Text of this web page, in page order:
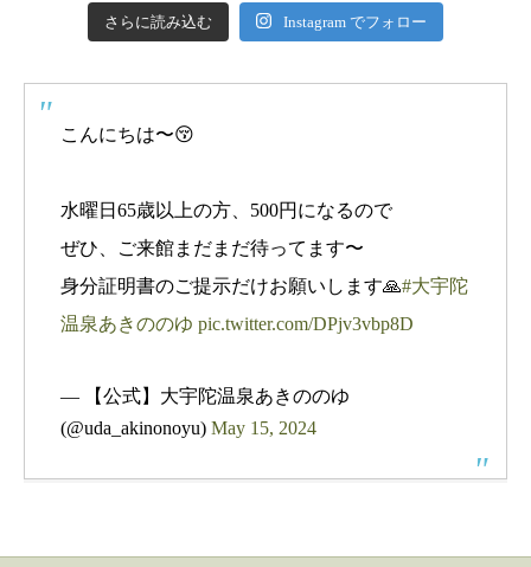
さらに読み込む Instagram でフォロー
こんにちは〜😚
水曜日65歳以上の方、500円になるので
ぜひ、ご来館まだまだ待ってます〜
身分証明書のご提示だけお願いします🙏#大宇陀
温泉あきののゆ pic.twitter.com/DPjv3vbp8D
— 【公式】大宇陀温泉あきののゆ
(@uda_akinonoyu) May 15, 2024